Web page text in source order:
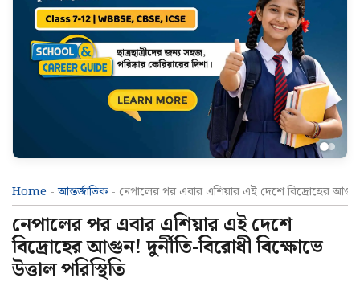
Home -আন্তর্জাতিক- নেপালের পর এবার এশিয়ার এই দেশে বিদ্রোহের আগুন!
নেপালের পর এবার এশিয়ার এই দেশে
বিদ্রোহের আগুন! দুর্নীতি-বিরোধী বিক্ষোভে
উত্তাল পরিস্থিতি